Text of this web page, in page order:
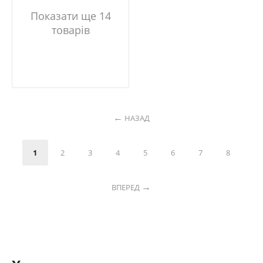
Показати ще 14
товарів
НАЗАД
1 2 3 4 5 6 7 8
ВПЕРЕД